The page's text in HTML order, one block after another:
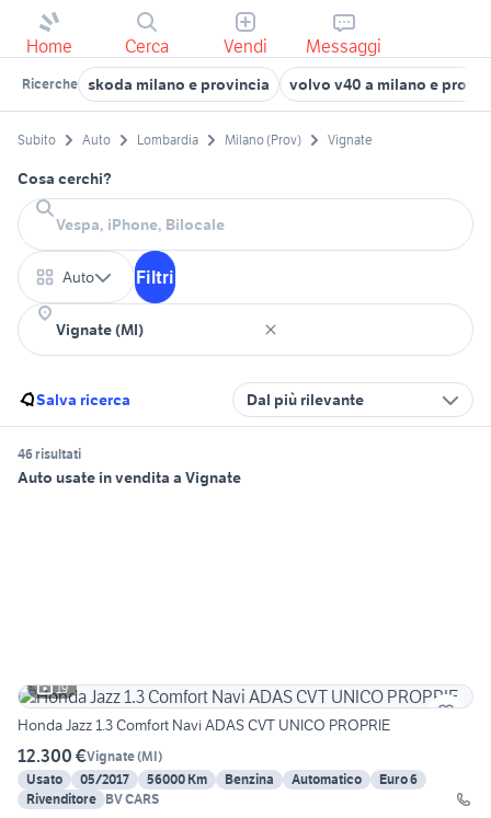
Home Cerca Vendi Messaggi
Ricerche skoda milano e provincia volvo v40 a milano e
Subito Auto Lombardia Milano (Prov) Vignate
Cosa cerchi?
Auto Filtri
Salva ricerca Dal più rilevante
46 risultati
Auto usate in vendita a Vignate
19
Honda Jazz 1.3 Comfort Navi ADAS CVT UNICO PROPRIE
12.300 €Vignate(MI)
Usato
05/2017 56000 Km Benzina Automatico
Euro 6
Rivenditore BV CARS